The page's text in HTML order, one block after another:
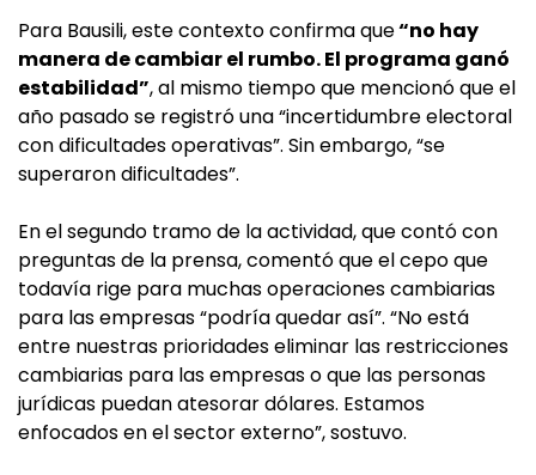
Para Bausili, este contexto confirma que“no hay
manera de cambiar el rumbo. El programa ganó
estabilidad”, al mismo tiempo que mencionó que el
año pasado se registró una “incertidumbre electoral
con dificultades operativas”. Sin embargo, “se
superaron dificultades”.
En el segundo tramo de la actividad, que contó con
preguntas de la prensa, comentó que el cepo que
todavía rige para muchas operaciones cambiarias
para las empresas “podría quedar así”. “No está
entre nuestras prioridades eliminar las restricciones
cambiarias para las empresas o que las personas
jurídicas puedan atesorar dólares. Estamos
enfocados en el sector externo”, sostuvo.